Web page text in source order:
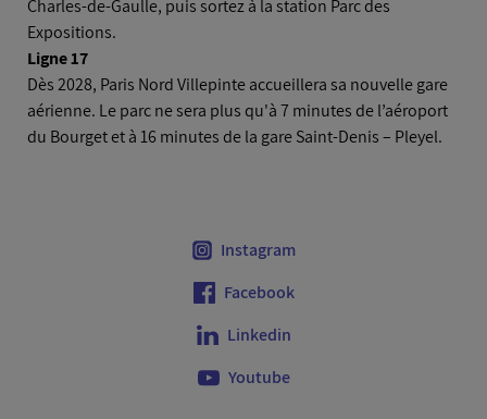
Charles-de-Gaulle, puis sortez à la station Parc des
Expositions.
Ligne 17
Dès 2028, Paris Nord Villepinte accueillera sa nouvelle gare
aérienne. Le parc ne sera plus qu'à 7 minutes de l’aéroport
du Bourget et à 16 minutes de la gare Saint-Denis – Pleyel.
Instagram
Facebook
Linkedin
Youtube